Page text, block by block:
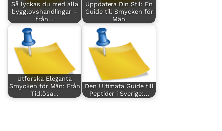
Så lyckas du med alla
bygglovshandlingar –
från…
Uppdatera Din Stil: En
Guide till Smycken för
Män
Utforska Eleganta
Smycken för Män: Från
Tidlösa…
Den Ultimata Guide till
Peptider i Sverige:…